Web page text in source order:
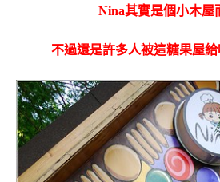
Nina其實是個小木屋
不過還是許多人被這糖果屋